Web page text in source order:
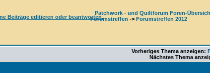
Patchwork - und Quiltforum Foren-
Forumstreffen -> Forumstreffen 2012
Vorheriges Thema anzeigen:
Nächstes Thema